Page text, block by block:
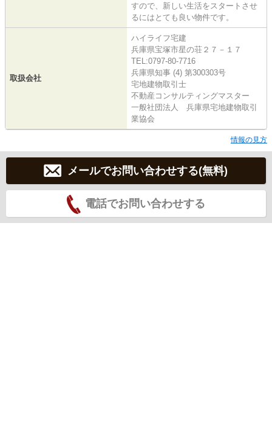
すので、新しい生活をスタートさせ
るにはとても良い物件です。
取扱会社
ハイライフ宅建
兵庫県宝塚市星の荘２７－１７
TEL:0797-80-7716
兵庫県知事 (4) 第300303号
宅地建物取引士
不動産コンサルティングマスター
一般社団法人 兵庫県宅地建物取引
業協会
情報の見方
メールでお問い合わせする(無料)
電話でお問い合わせする